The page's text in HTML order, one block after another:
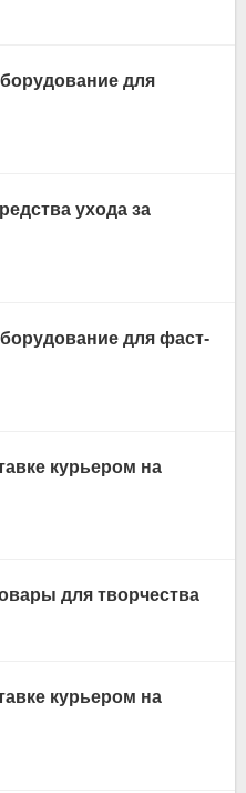
для
ухода за
для фаст-
курьером на
для творчества
курьером на